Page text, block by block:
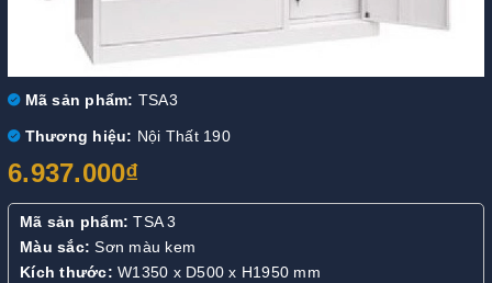
Mã sản phẩm: TSA3
Thương hiệu: Nội Thất 190
6.937.000₫
Mã sản phẩm: TSA 3
Màu sắc: Sơn màu kem
Kích thước: W1350 x D500 x H1950 mm